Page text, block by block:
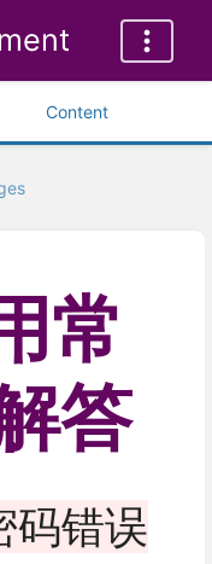
Content
常
答
码错误